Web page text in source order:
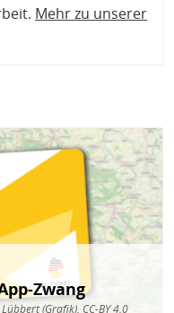
Mehr zu unserer
Zwang
(Grafik), CC-BY 4.0